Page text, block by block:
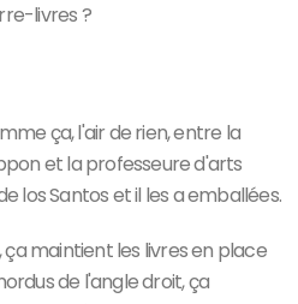
livres ?
ça, l'air de rien, entre la
et la professeure d'arts
los Santos et il les a emballées.
maintient les livres en place
de l'angle droit, ça